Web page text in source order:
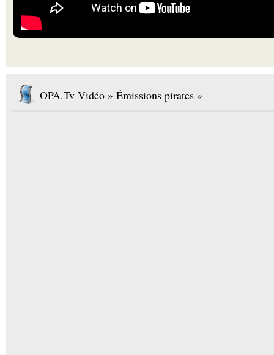
OPA.Tv Vidéo » Émissions pirates »